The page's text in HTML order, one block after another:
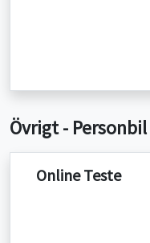
Övrigt - Personbil
Online Teste